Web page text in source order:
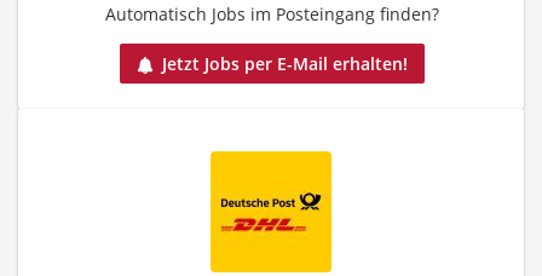
Automatisch Jobs im Posteingang finden?
Jetzt Jobs per E-Mail erhalten!